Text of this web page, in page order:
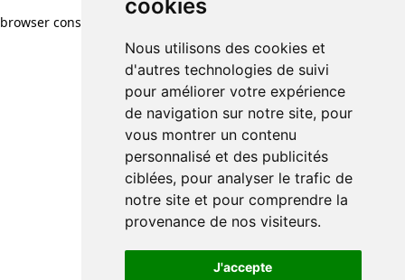
cookies
Nous utilisons des cookies et
d'autres technologies de suivi
pour améliorer votre expérience
de navigation sur notre site, pour
vous montrer un contenu
personnalisé et des publicités
ciblées, pour analyser le trafic de
notre site et pour comprendre la
provenance de nos visiteurs.
J'accepte
browser console for more information)